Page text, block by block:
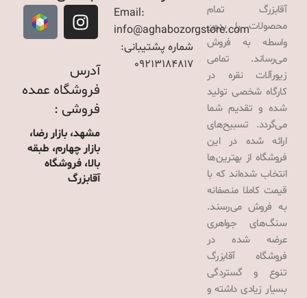
آقابزرگ تمام
محصولات را بدون
واسطه به فروش
می‌رساند. تمامی
زیورآلات نقره در
کارگاه شخصی تولید
شده و تقدیم شما
می‌گردد. تسبیح‌های
ارائه شده در این
فروشگاه از بهترین‌ها
انتخاب شده‌اند که با
قیمت کاملا منصفانه
به فروش می‌رسند.
سنگ‌های جواهری
عرضه شده در
فروشگاه آقابزرگ
تنوع و گستردگی
بسیار زیادی داشته و
Email:
info@aghabozorgstore.com
شماره پشتیبانی:
09213184817
آدرس
فروشگاه عمده
فروشی :
مشهد، بازار رضا،
بازار چهارم، طبقه
بالا، فروشگاه
آقابزرگ